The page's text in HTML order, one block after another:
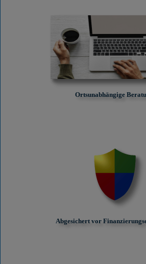
Ortsunabhängige
Abgesichert vor